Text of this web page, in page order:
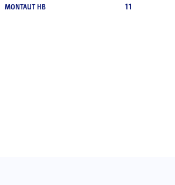
MONTAUT HB 11